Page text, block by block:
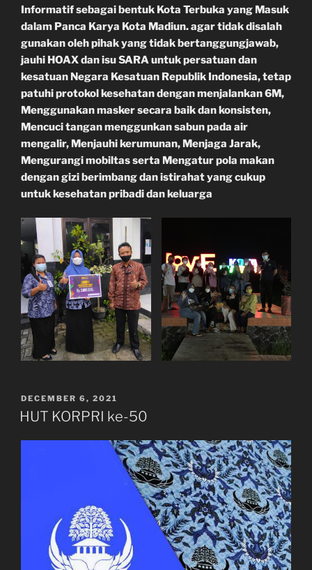
Informatif sebagai bentuk Kota Terbuka yang Masuk
dalam Panca Karya Kota Madiun. agar tidak disalah
gunakan oleh pihak yang tidak bertanggungjawab,
jauhi HOAX dan isu SARA untuk persatuan dan
kesatuan Negara Kesatuan Republik Indonesia, tetap
patuhi protokol kesehatan dengan menjalankan 6M,
Menggunakan masker secara baik dan konsisten,
Mencuci tangan menggunkan sabun pada air
mengalir, Menjauhi kerumunan, Menjaga Jarak,
Mengurangi mobiltas serta Mengatur pola makan
dengan gizi berimbang dan istirahat yang cukup
untuk kesehatan pribadi dan keluarga
POSTED
ON
DECEMBER 6, 2021
HUT KORPRI ke-50